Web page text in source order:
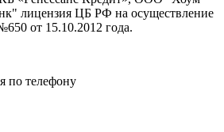
лицензия ЦБ РФ на осуществление
от 15.10.2012 года.
по телефону